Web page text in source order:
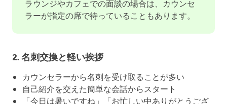
ラウンジやカフェでの面談の場合は、カウンセ
ラーが指定の席で待っていることもあります。
2. 名刺交換と軽い挨拶
カウンセラーから名刺を受け取ることが多い
自己紹介を交えた簡単な会話からスタート
「今日は暑いですね」「お忙しい中ありがとうござ